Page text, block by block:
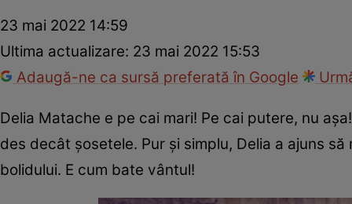
23 mai 2022 14:59
Ultima actualizare: 23 mai 2022 15:53
Adaugă-ne ca sursă preferată în Google
Delia Matache e pe cai mari! Pe cai putere, nu
des decât șosetele. Pur și simplu, Delia a ajuns
bolidului. E cum bate vântul!